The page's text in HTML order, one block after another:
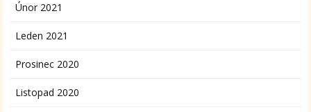
Únor 2021
Leden 2021
Prosinec 2020
Listopad 2020